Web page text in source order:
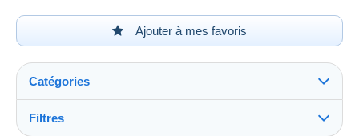
Ajouter à mes favoris
Catégories
Filtres